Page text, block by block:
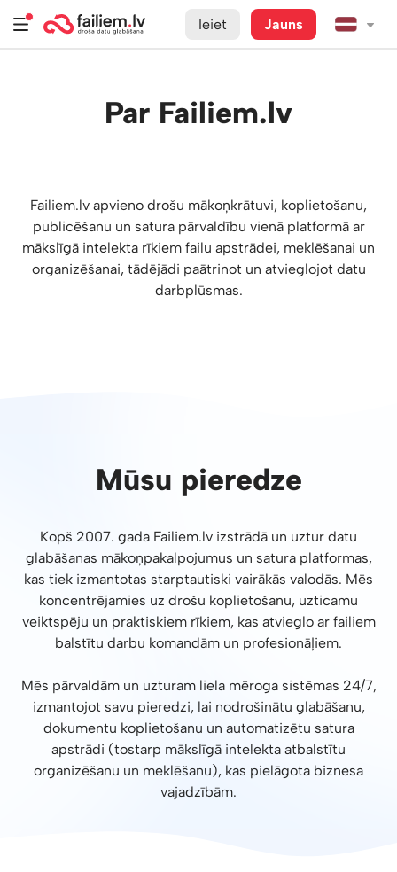
Ieiet Jauns
Par Failiem.lv
Failiem.lv apvieno drošu mākoņkrātuvi, koplietošanu,
publicēšanu un satura pārvaldību vienā platformā ar
mākslīgā intelekta rīkiem failu apstrādei, meklēšanai un
organizēšanai, tādējādi paātrinot un atvieglojot datu
darbplūsmas.
Mūsu pieredze
Kopš 2007. gada Failiem.lv izstrādā un uztur datu
glabāšanas mākoņpakalpojumus un satura platformas,
kas tiek izmantotas starptautiski vairākās valodās. Mēs
koncentrējamies uz drošu koplietošanu, uzticamu
veiktspēju un praktiskiem rīkiem, kas atvieglo ar failiem
balstītu darbu komandām un profesionāļiem.
Mēs pārvaldām un uzturam liela mēroga sistēmas 24/7,
izmantojot savu pieredzi, lai nodrošinātu glabāšanu,
dokumentu koplietošanu un automatizētu satura
apstrādi (tostarp mākslīgā intelekta atbalstītu
organizēšanu un meklēšanu), kas pielāgota biznesa
vajadzībām.